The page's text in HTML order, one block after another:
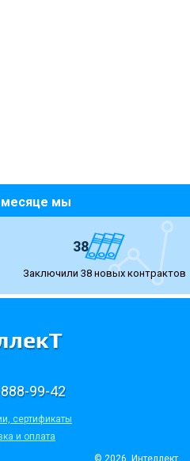
мы
38
Заключили 38 новых контрактов
99-42
сертификаты
и оплата
© 2026. Интеллект